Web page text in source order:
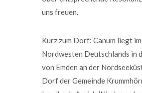
uns freuen.
Kurz zum Dorf: Canum liegt
Nordwesten Deutschlands in
von Emden an der
Dorf der Gemeinde